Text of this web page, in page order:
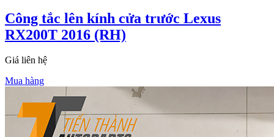
Công tắc lên kính cửa trước Lexus
RX200T 2016 (RH)
Giá liên hệ
Mua hàng